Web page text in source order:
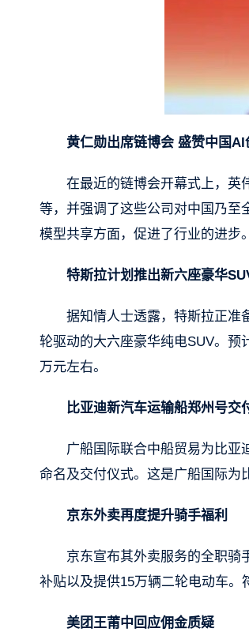
黄仁勋出席链博会 盛赞中国AI
在最近的链博会开幕式上，英
等，并强调了这些公司对中国乃至
模型共享方面，促进了行业的进步。
特斯拉计划推出新六座豪华
据知情人士透露，特斯拉正准
轮驱动的大六座豪华纯电SUV。预
万元左右。
比亚迪新汽车运输船郑州号交
广船国际联合中船贸易为比亚
命名及交付仪式。这是广船国际为
京东外卖再度提升骑手福利
京东宣布其外卖服务的全职骑
补贴以及提供15万辆二轮电动车。
美团王莆中回应佣金质疑